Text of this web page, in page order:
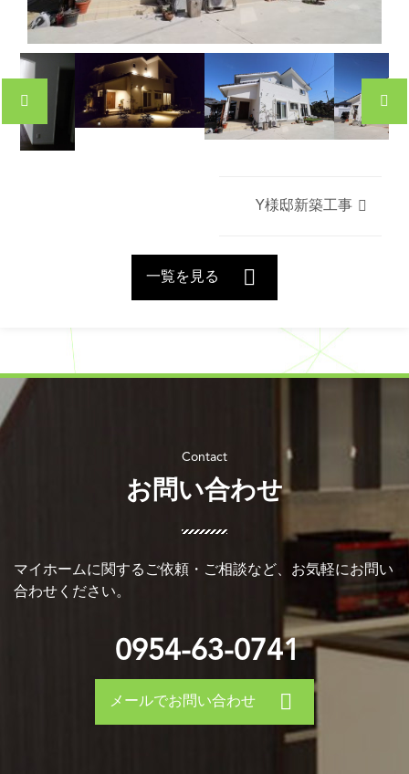
Y様邸新築工事
一覧を見る
お問い合わせ
マイホームに関するご依頼・ご相談など、お気軽にお問い
合わせください。
0954-63-0741
メールでお問い合わせ